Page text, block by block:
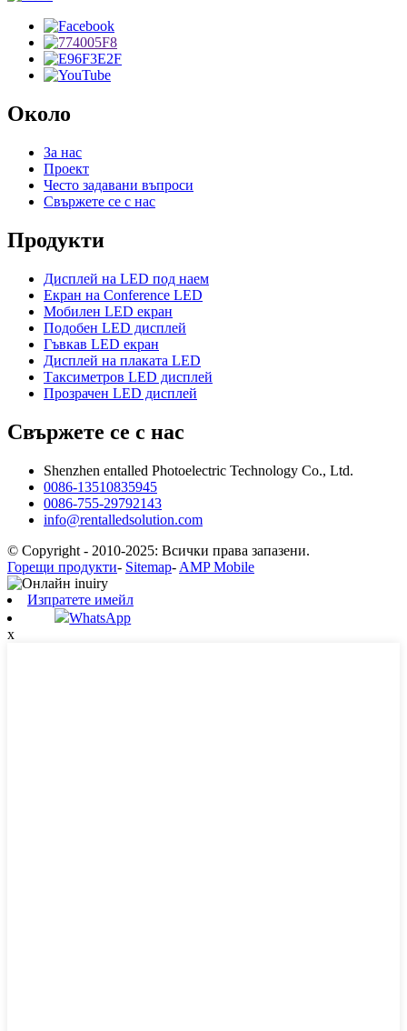
Около
За нас
Проект
Често задавани въпроси
Свържете се с нас
Продукти
Дисплей на LED под наем
Екран на Conference LED
Мобилен LED екран
Подобен LED дисплей
Гъвкав LED екран
Дисплей на плаката LED
Таксиметров LED дисплей
Прозрачен LED дисплей
Свържете се с нас
Shenzhen entalled Photoelectric Technology Co., Ltd.
0086-13510835945
0086-755-29792143
info@rentalledsolution.com
© Copyright - 2010-2025: Всички права запазени.
Горещи продукти- Sitemap- AMP Mobile
Изпратете имейл
WhatsApp
x